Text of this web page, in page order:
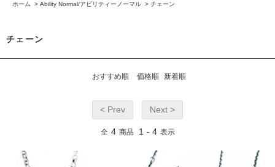
ホーム > Ability Normal/アビリティーノーマル > チェーン
チェーン
おすすめ順 価格順 新着順
< Prev Next >
全 4 商品 1 - 4 表示